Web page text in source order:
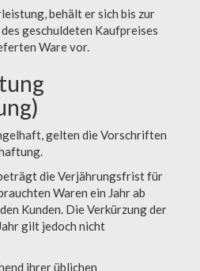
behält er sich bis zur
geschuldeten Kaufpreises
Ware vor.
gelten die Vorschriften
die Verjährungsfrist für
Waren ein Jahr ab
Kunden. Die Verkürzung der
gilt jedoch nicht
ihrer üblichen